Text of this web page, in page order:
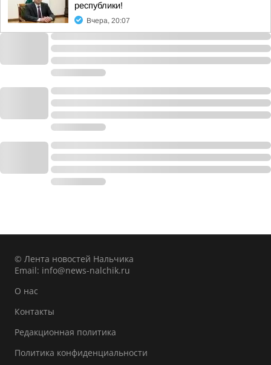
республики!
Вчера, 20:07
© Лента новостей Нальчика
Email: info@news-nalchik.ru
О нас
Контакты
Редакционная политика
Политика конфиденциальности